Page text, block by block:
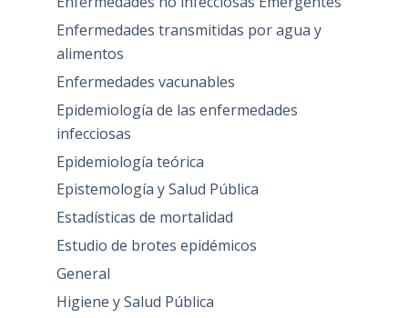
Enfermedades transmitidas por agua y
alimentos
Enfermedades vacunables
Epidemiología de las enfermedades
infecciosas
Epidemiología teórica
Epistemología y Salud Pública
Estadísticas de mortalidad
Estudio de brotes epidémicos
General
Higiene y Salud Pública